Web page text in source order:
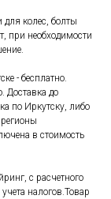
для колес, болты
при необходимости
- бесплатно.
Доставка до
по Иркутску, либо
в стоимость
с расчетного
налогов.Товар